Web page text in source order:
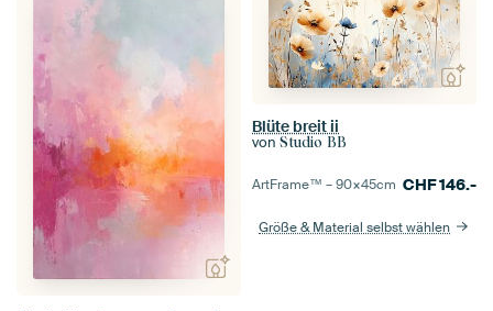
Blüte breit ii
von Studio BB
ArtFrame™ –90×45cm CHF146.-
Größe & Material selbst wählen